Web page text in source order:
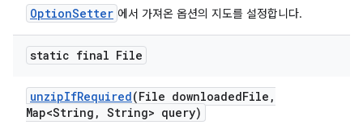
OptionSetter 에서 가져온 옵션의 지도를 설정합니다.
static final File
unzipIfRequired(File downloadedFile ,
Map<String , String> query)